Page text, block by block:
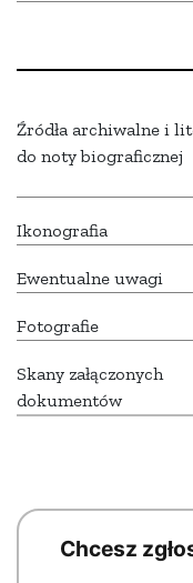
Źródła archiwalne i
do noty biograficznej
Ikonografia
Ewentualne uwagi
Fotografie
Skany załączonych
dokumentów
Chcesz